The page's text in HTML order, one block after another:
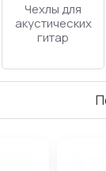
для
бас-
гитар